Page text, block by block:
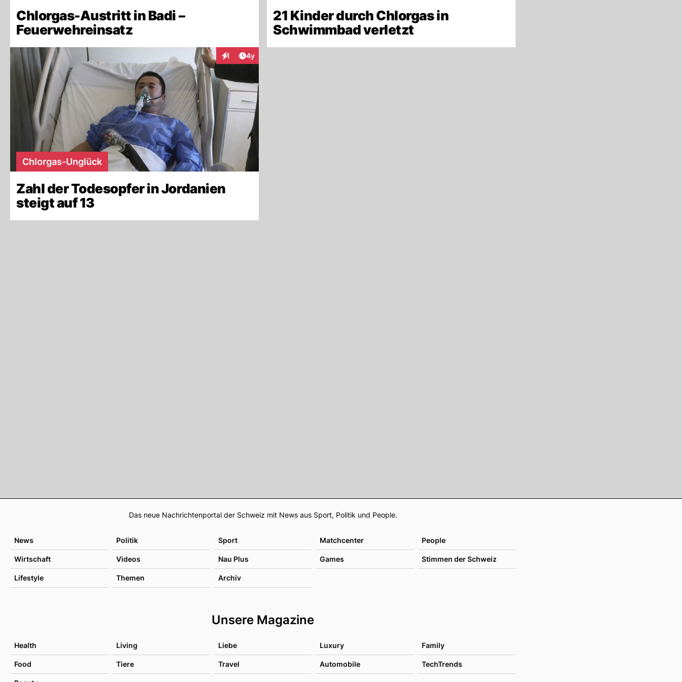
Chlorgas-Austritt in Badi –
Feuerwehreinsatz
21 Kinder durch Chlorgas in
Schwimmbad verletzt
1
InteraktionenArtikel veröffentlicht:
4y
Chlorgas-Unglück
Zahl der Todesopfer in Jordanien
steigt auf 13
Footer
Das neue Nachrichtenportal der Schweiz mit News aus Sport, Politik und People.
News Politik Sport Matchcenter People
Wirtschaft Videos Nau Plus Games Stimmen der Schweiz
Lifestyle Themen Archiv
Unsere Magazine
Health Living Liebe Luxury Family
Food Tiere Travel Automobile TechTrends